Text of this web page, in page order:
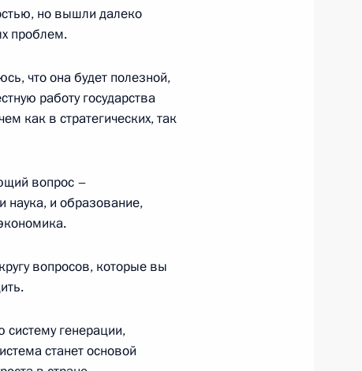
но вышли далеко
проблем.
что она будет полезной,
работу государства
как в стратегических, так
вопрос –
наука, и образование,
вопросов, которые вы
генерации,
станет основой